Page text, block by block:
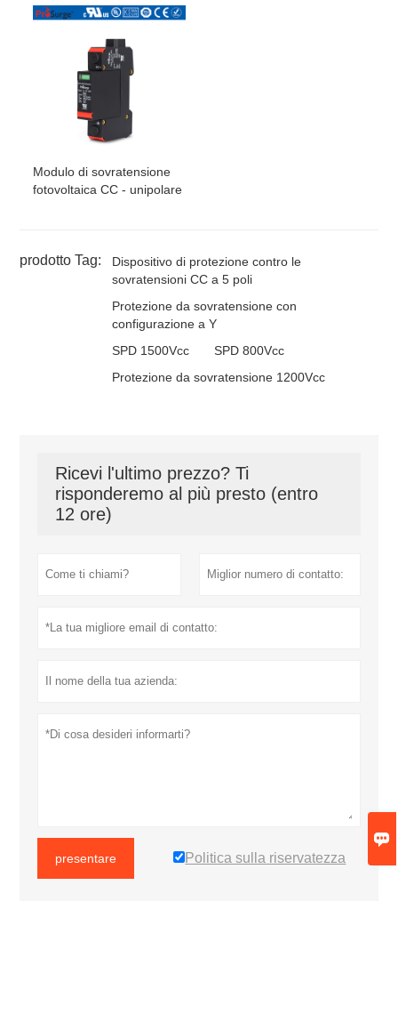

Modulo di sovratensione
fotovoltaica CC - unipolare
prodotto Tag:
Dispositivo di protezione contro le
sovratensioni CC a 5 poli
Protezione da sovratensione con
configurazione a Y
SPD 1500Vcc
SPD 800Vcc
Protezione da sovratensione 1200Vcc
Ricevi l'ultimo prezzo? Ti
risponderemo al più presto (entro
12 ore)
presentare Politica sulla riservatezza